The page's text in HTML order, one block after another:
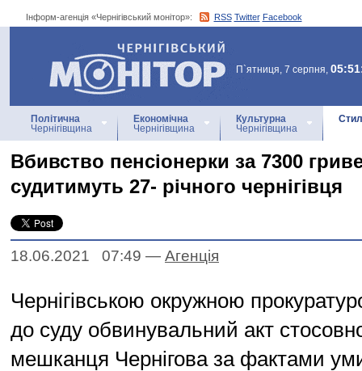
Інформ-агенція «Чернігівський монітор»: RSS Twitter Facebook
Інформ-агенція
«Чернігівський монітор»
П`ятниця, 7 серпня,
Політична
Чернігівщина
Економічна
Чернігівщина
Культурна
Чернігівщина
Вбивство пенсіонерки за 7300
судитимуть 27- річного чернігівця
18.06.2021 07:49 — Агенцiя
Чернігівською окружною
до суду обвинувальний акт
мешканця Чернігова за фактами